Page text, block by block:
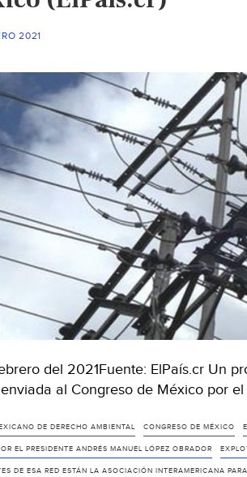
2021
del 2021Fuente: ElPaís.cr Un
al Congreso de México por
DE DERECHO AMBIENTAL CONGRESO DE MÉXICO
EL PRESIDENTE ANDRÉS MANUEL LÓPEZ OBRADOR
DE ESA RED ESTÁN LA ASOCIACIÓN INTERAMERICANA